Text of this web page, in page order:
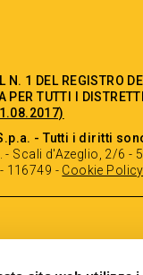
N. 1 DEL REGISTRO
PER TUTTI I
- Tutti i diritti
- Scali d'Azeglio, 2/6 -
116749 - Cookie Policy